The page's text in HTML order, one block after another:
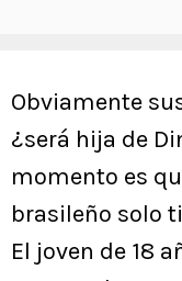
Obviamente
¿será hija de
momento es
brasileño solo
El joven de 18